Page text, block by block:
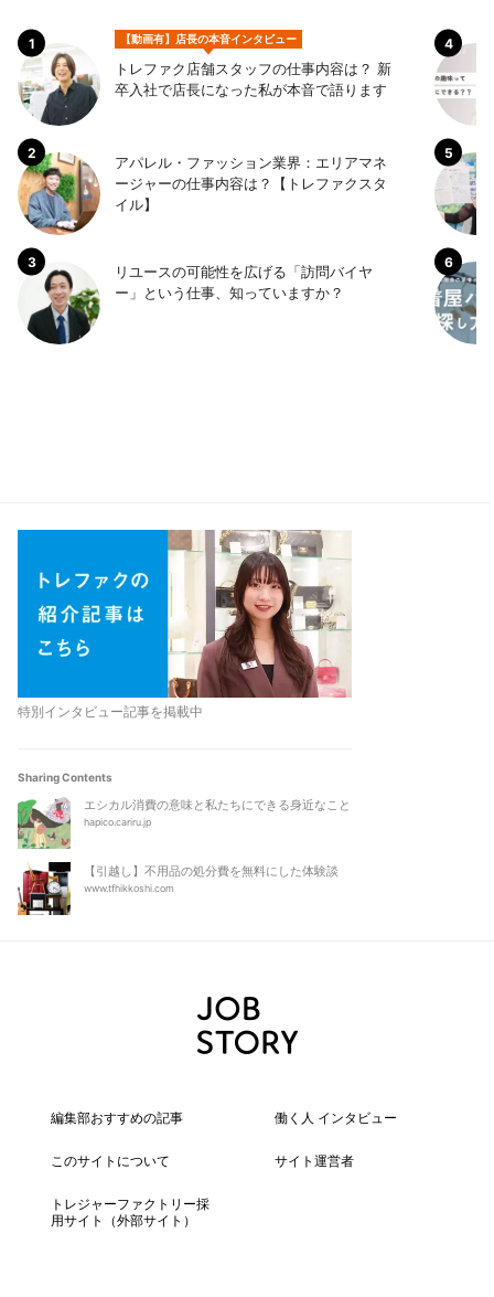
【動画有】店長の本音インタビュー
トレファク店舗スタッフの仕事内容は？ 新
卒入社で店長になった私が本音で語ります
アパレル・ファッション業界：エリアマネ
ージャーの仕事内容は？【トレファクスタ
イル】
リユースの可能性を広げる「訪問バイヤ
ー」という仕事、知っていますか？
特別インタビュー記事を掲載中
Sharing Contents
エシカル消費の意味と私たちにできる身近なこと
hapico.cariru.jp
【引越し】不用品の処分費を無料にした体験談
www.tfhikkoshi.com
編集部おすすめの記事 働く人 インタビュー
このサイトについて サイト運営者
トレジャーファクトリー採
用サイト
（外部サイト）